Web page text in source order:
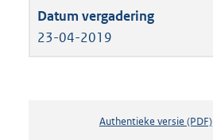
23-04-2019
Authentieke versie (PDF)b